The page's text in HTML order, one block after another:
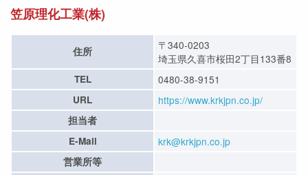
笠原理化工業(株)
住所
〒340-0203
埼玉県久喜市桜田2丁目133番8
TEL 0480-38-9151
URL https://www.krkjpn.co.jp/
担当者
E-Mail
krk@krkjpn.co.jp
営業所等